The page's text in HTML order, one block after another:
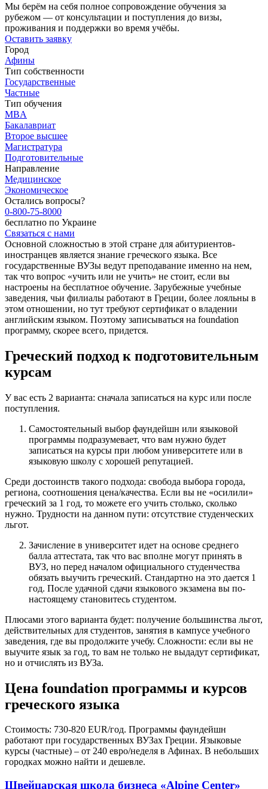
Мы берём на себя полное сопровождение обучения за
рубежом — от консультации и поступления до визы,
проживания и поддержки во время учёбы.
Оставить заявку
Город
Афины
Тип собственности
Государственные
Частные
Тип обучения
MBA
Бакалавриат
Второе высшее
Магистратура
Подготовительные
Направление
Медицинское
Экономическое
Остались вопросы?
0-800-75-8000
бесплатно по Украине
Связаться с нами
Основной сложностью в этой стране для абитуриентов-
иностранцев является знание греческого языка. Все
государственные ВУЗы ведут преподавание именно на нем,
так что вопрос «учить или не учить» не стоит, если вы
настроены на бесплатное обучение. Зарубежные учебные
заведения, чьи филиалы работают в Греции, более лояльны в
этом отношении, но тут требуют сертификат о владении
английским языком. Поэтому записываться на foundation
программу, скорее всего, придется.
Греческий подход к подготовительным
курсам
У вас есть 2 варианта: сначала записаться на курс или после
поступления.
Самостоятельный выбор фаундейшн или языковой
программы подразумевает, что вам нужно будет
записаться на курсы при любом университете или в
языковую школу с хорошей репутацией.
Среди достоинств такого подхода: свобода выбора города,
региона, соотношения цена/качества. Если вы не «осилили»
греческий за 1 год, то можете его учить столько, сколько
нужно. Трудности на данном пути: отсутствие студенческих
льгот.
Зачисление в университет идет на основе среднего
балла аттестата, так что вас вполне могут принять в
ВУЗ, но перед началом официального студенчества
обязать выучить греческий. Стандартно на это дается 1
год. После удачной сдачи языкового экзамена вы по-
настоящему становитесь студентом.
Плюсами этого варианта будет: получение большинства льгот,
действительных для студентов, занятия в кампусе учебного
заведения, где вы продолжите учебу. Сложности: если вы не
выучите язык за год, то вам не только не выдадут сертификат,
но и отчислять из ВУЗа.
Цена foundation программы и курсов
греческого языка
Стоимость: 730-820 EUR/год. Программы фаундейшн
работают при государственных ВУЗах Греции. Языковые
курсы (частные) – от 240 евро/неделя в Афинах. В небольших
городках можно найти и дешевле.
Швейцарская школа бизнеса «Alpine Center»